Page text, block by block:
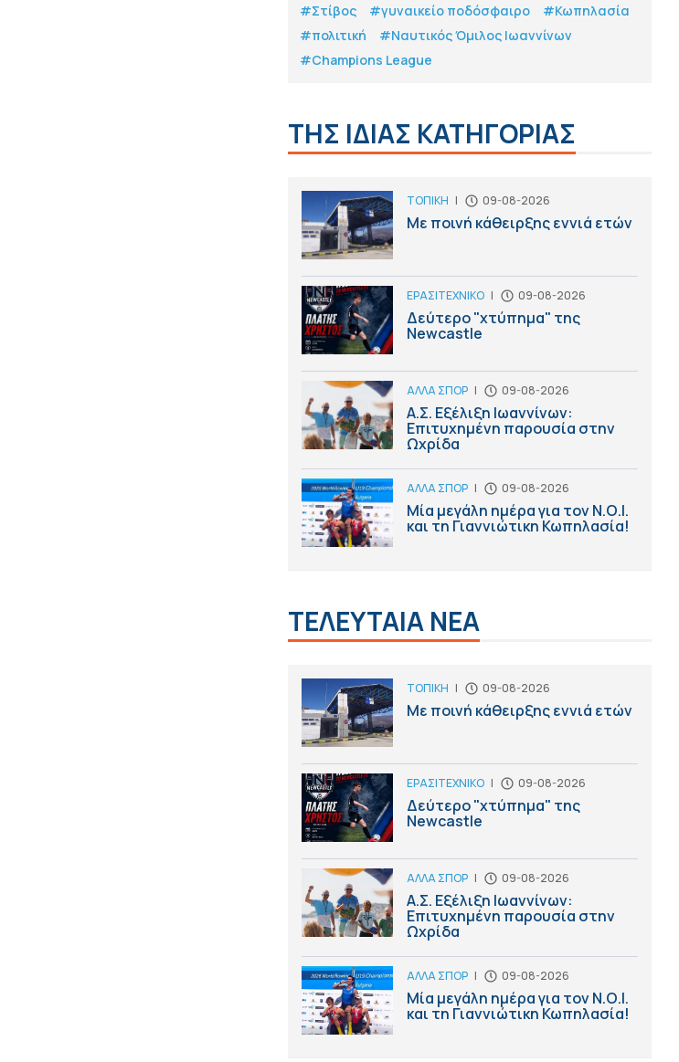
#Στίβος
#γυναικείο ποδόσφαιρο
#Κωπηλασία
#πολιτική
#Ναυτικός Όμιλος Ιωαννίνων
#Champions League
ΤΗΣ ΙΔΙΑΣ ΚΑΤΗΓΟΡΙΑΣ
ΤΟΠΙΚΗ | 09-08-2026
Με ποινή κάθειρξης εννιά ετών
ΕΡΑΣΙΤΕΧΝΙΚΟ | 09-08-2026
Δεύτερο "χτύπημα" της
Newcastle
ΑΛΛΑ ΣΠΟΡ | 09-08-2026
Α.Σ. Εξέλιξη Ιωαννίνων:
Επιτυχημένη παρουσία στην
Ωχρίδα
ΑΛΛΑ ΣΠΟΡ | 09-08-2026
Μία μεγάλη ημέρα για τον Ν.Ο.Ι.
και τη Γιαννιώτικη Κωπηλασία!
ΤΕΛΕΥΤΑΙΑ ΝΕΑ
ΤΟΠΙΚΗ | 09-08-2026
Με ποινή κάθειρξης εννιά ετών
ΕΡΑΣΙΤΕΧΝΙΚΟ | 09-08-2026
Δεύτερο "χτύπημα" της
Newcastle
ΑΛΛΑ ΣΠΟΡ | 09-08-2026
Α.Σ. Εξέλιξη Ιωαννίνων:
Επιτυχημένη παρουσία στην
Ωχρίδα
ΑΛΛΑ ΣΠΟΡ | 09-08-2026
Μία μεγάλη ημέρα για τον Ν.Ο.Ι.
και τη Γιαννιώτικη Κωπηλασία!